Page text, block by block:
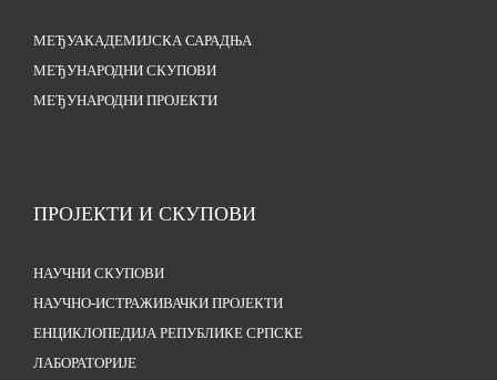
МЕЂУАКАДЕМИЈСКА САРАДЊА
МЕЂУНАРОДНИ СКУПОВИ
МЕЂУНАРОДНИ ПРОЈЕКТИ
ПРОЈЕКТИ И СКУПОВИ
НАУЧНИ СКУПОВИ
НАУЧНО-ИСТРАЖИВАЧКИ ПРОЈЕКТИ
ЕНЦИКЛОПЕДИЈА РЕПУБЛИКЕ СРПСКЕ
ЛАБОРАТОРИЈЕ